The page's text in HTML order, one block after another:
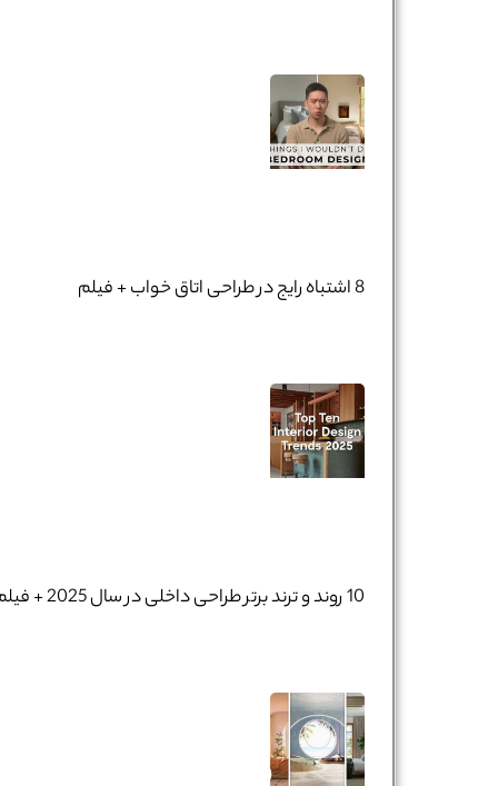
8 اشتباه رایج در طراحی اتاق خواب + فیلم
10 روند و ترند برتر طراحی داخلی در سال 2025 + فیلم